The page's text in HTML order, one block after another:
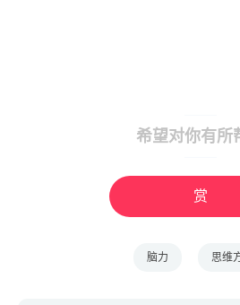
希望对你有所
赏
脑力 思维